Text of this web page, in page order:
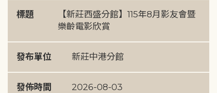
標題
【新莊西盛分館】115年8月影友會暨
樂齡電影欣賞
發布單位 新莊中港分館
發佈時間 2026-08-03